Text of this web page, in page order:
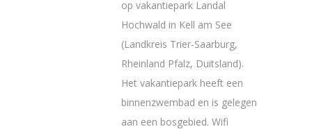
op vakantiepark Landal
Hochwald in Kell am See
(Landkreis Trier-Saarburg,
Rheinland Pfalz, Duitsland).
Het vakantiepark heeft een
binnenzwembad en is gelegen
aan een bosgebied. Wifi